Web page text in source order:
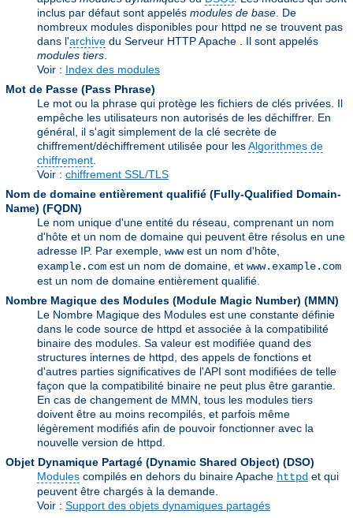
inclus par défaut sont appelés modules de base . De
nombreux modules disponibles pour httpd ne se trouvent pas
dans l'archive du Serveur HTTP Apache . Il sont appelés
modules tiers
Voir : Index des modules
Mot de Passe (Pass Phrase)
Le mot ou la phrase qui protège les fichiers de clés privées. Il
empêche les utilisateurs non autorisés de les déchiffrer. En
général, il s'agit simplement de la clé secrète de
chiffrement/déchiffrement utilisée pour lesAlgorithmes de
chiffrement
Voir : chiffrement SSL/TLS
Nom de domaine entièrement qualifié (Fully-Qualified Domain-
Name) (FQDN)
Le nom unique d'une entité du réseau, comprenant un nom
d'hôte et un nom de domaine qui peuvent être résolus en une
adresse IP. Par exemple, wwwest un nom d'hôte,
example.com est un nom de domaine, et www.example.com
est un nom de domaine entièrement qualifié.
Nombre Magique des Modules (Module Magic Number) (MMN)
Le Nombre Magique des Modules est une constante définie
dans le code source de httpd et associée à la compatibilité
binaire des modules. Sa valeur est modifiée quand des
structures internes de httpd, des appels de fonctions et
d'autres parties significatives de l'API sont modifiées de telle
façon que la compatibilité binaire ne peut plus être garantie.
En cas de changement de MMN, tous les modules tiers
doivent être au moins recompilés, et parfois même
légèrement modifiés afin de pouvoir fonctionner avec la
nouvelle version de httpd.
Objet Dynamique Partagé (Dynamic Shared Object) (DSO)
Modules compilés en dehors du binaire Apache httpd et qui
peuvent être chargés à la demande.
Voir : Support des objets dynamiques partagés